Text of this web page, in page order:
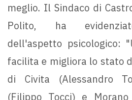
meglio. Il Sindaco di
Polito, ha
dell'aspetto psicologico:
facilita e migliora lo stato
di Civita (Alessandro
(Filippo Tocci) e Morano